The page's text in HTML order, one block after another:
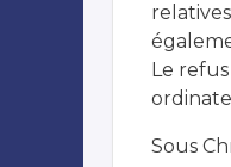
Le
Sous